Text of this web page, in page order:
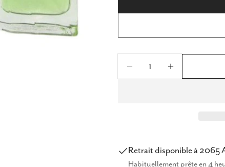
Quantité
Diminuer La
Retrait disponible à 2065
Habituellement prête en 4